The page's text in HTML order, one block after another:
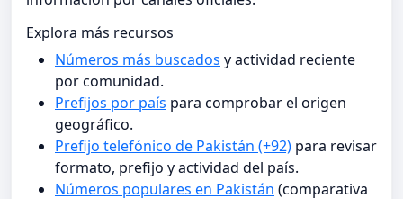
Explora más recursos
Números más buscados y actividad reciente
por comunidad.
Prefijos por país para comprobar el origen
geográfico.
Prefijo telefónico de Pakistán (+92) para revisar
formato, prefijo y actividad del país.
Números populares en Pakistán (comparativa